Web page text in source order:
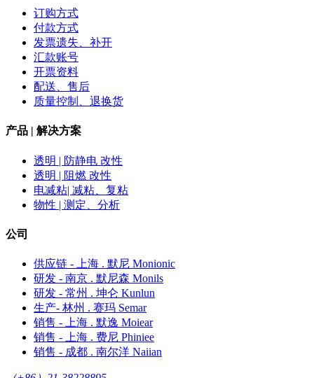
订购方式
付款方式
发票遗失、补开
汇款账号
开票资料
配送、售后
质量控制、退换货
产品 | 解决方案
透明 | 防静电 改性
透明 | 阻燃 改性
电减粘| 减粘、复粘
物性 | 测定、分析
公司
供应链 - 上海 . 默尼 Monionic
研发 - 南京 . 默尼森 Monils
研发 - 常州 . 坤仑 Kunlun
生产- 林州 . 赛玛 Semar
销售 - 上海 . 默逸 Moiear
销售 - 上海 . 费尼 Phiniee
销售 - 成都 . 南尔洋 Naiian